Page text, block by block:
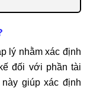
lý nhằm xác định
đối với phần tài
giúp xác định